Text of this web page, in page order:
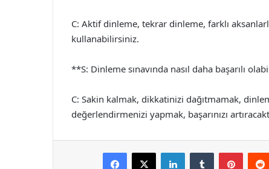
C: Aktif dinleme, tekrar dinleme, farklı
kullanabilirsiniz.
**S: Dinleme sınavında nasıl daha başarılı
C: Sakin kalmak, dikkatinizi dağıtmamak,
değerlendirmenizi yapmak, başarınızı
Facebook
X LinkedInTumblr